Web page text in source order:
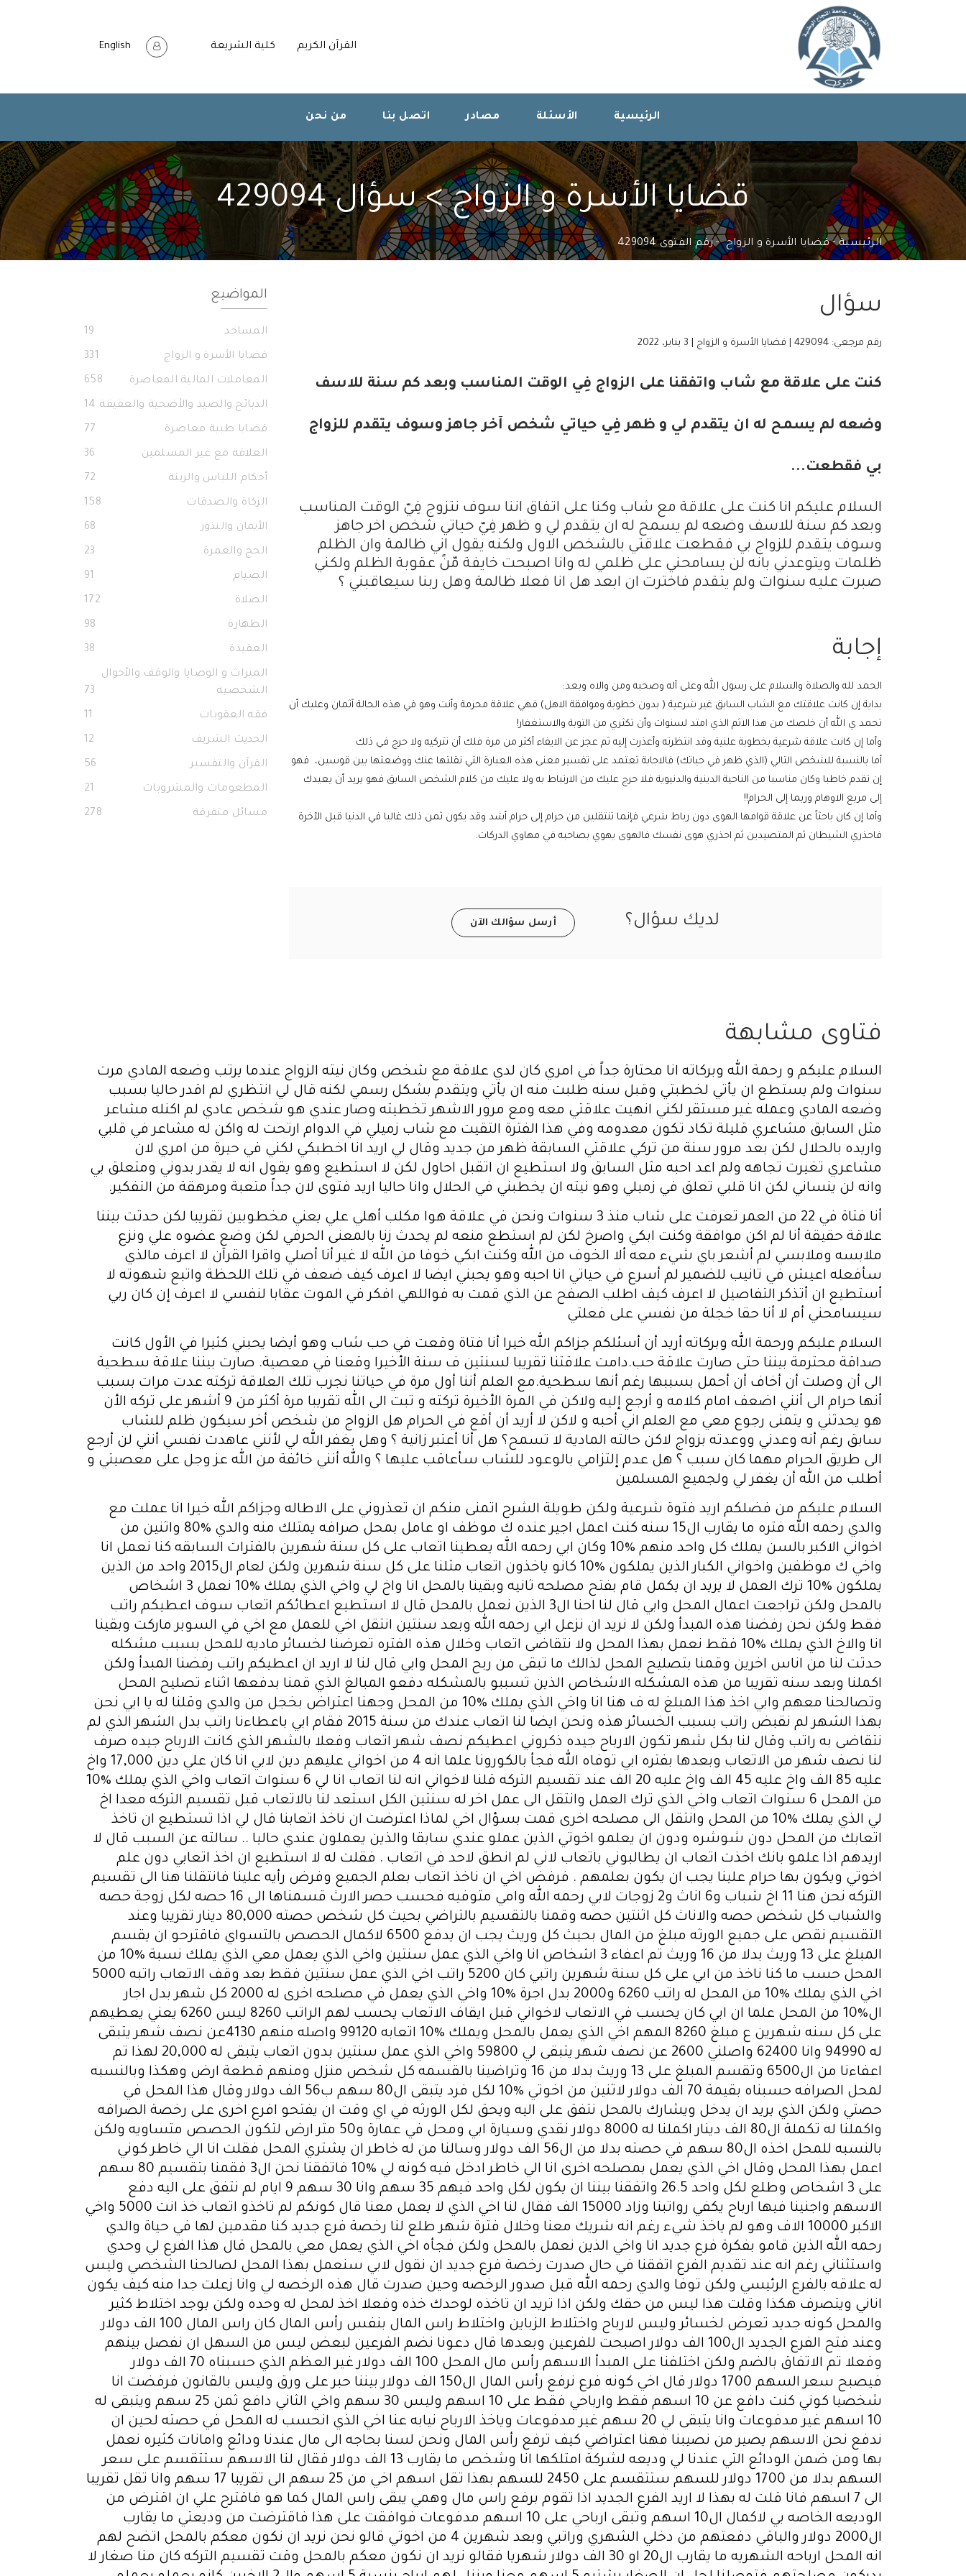
القرآن الكريم كلية الشريعة English
الرئيسية الأسئلة مصادر اتصل بنا من نحن
قضايا الأسرة و الزواج > سؤال 429094
الرئيسية قضايا الأسرة و الزواج رقم الفتوى 429094
سؤال
رقم مرجعي: 429094 | قضايا الأسرة و الزواج | 3 يناير، 2022
كنت على علاقة مع شاب واتفقنا على الزواج فِي الوقت المناسب وبعد كم سنة للاسف
وضعه لم يسمح له ان يتقدم لي و ظهر فِي حياتي شخص آخر جاهز وسوف يتقدم للزواج
بي فقطعت...
السلام عليكم انا كنت على علاقة مع شاب وكنا على اتفاق اننا سوف نتزوج فِيّ الوقت المناسب
وبعد كم سنة للاسف وضعه لم يسمح له ان يتقدم لي و ظهر فِيّ حياتي شخص اخر جاهز
وسوف يتقدم للزواج بي فقطعت علاقتي بالشخص الاول ولكنه يقول اني ظالمة وان الظلم
ظلمات ويتوعدني بانه لن يسامحني على ظلمي له وانا اصبحت خايفة مّنً عقوبة الظلم ولكني
صبرت عليه سنوات ولم يتقدم فاخترت ان ابعد هل انا فعلا ظالمة وهل ربنا سيعاقبني ؟
إجابة
الحمد لله والصلاة والسلام على رسول الله وعلى آله وصحبه ومن والاه وبعد:
بداية إن كانت علاقتك مع الشاب السابق غير شرعية ( بدون خطوبة وموافقة الاهل) فهي علاقة محرمة وأنت وهو في هذه الحالة آثمان وعليك أن
تحمد ي الله أن خلصك من هذا الاثم الذي امتد لسنوات وأن تكثري من التوبة والاستغفار!
وأما إن كانت علاقة شرعية بخطوبة علنية وقد انتظرته وأعذرت إليه ثم عجز عن الايفاء أكثر من مرة فلك أن تتركيه ولا حرج في ذلك
أما بالنسبة للشخص التالي (الذي ظهر في حياتك) فالاجابة تعتمد على تفسير معنى هذه العبارة التي نقلتها عنك ووضعتها بين قوسين، فهو
إن تقدم خاطبا وكان مناسبا من الناحية الدينية والدنيوية فلا حرج عليك من الارتباط به ولا عليك من كلام الشخص السابق فهو يريد أن يعيدك
إلى مربع الاوهام وربما إلى الحرام!!
وأما إن كان باحثاً عن علاقة قوامها الهوى دون رباط شرعي فإنما تنتقلين من حرام إلى حرام أشد وقد يكون ثمن ذلك غاليا في الدنيا قبل الآخرة
فاحذري الشيطان ثم المتصيدين ثم احذري هوى نفسك فالهوى يهوي بصاحبه في مهاوي الدركات.
لديك سؤال؟ أرسل سؤالك الآن
المواضيع
المساجد 19
قضايا الأسرة و الزواج 331
المعاملات المالية المعاصرة 658
الذبائح والصيد والأضحية والعقيقة 14
قضايا طبية معاصرة 77
العلاقة مع غير المسلمين 36
أحكام اللباس والزينة 72
الزكاة والصدقات 158
الأيمان والنذور 68
الحج والعمرة 23
الصيام 91
الصلاة 172
الطهارة 98
العقيدة 38
الميراث و الوصايا والوقف والأحوال
الشخصية
73
فقه العقوبات 11
الحديث الشريف 12
القرآن والتفسير 56
المطعومات والمشروبات 21
مسائل متفرقة 278
فتاوى مشابهة
السلام عليكم و رحمة الله وبركاته انا محتارة جداً في امري كان لدي علاقة مع شخص وكان نيته الزواج عندما يرتب وضعه المادي مرت
سنوات ولم يستطع ان يأتي لخطبتي وقبل سنه طلبت منه ان يأتي ويتقدم بشكل رسمي لكنه قال لي انتظري لم اقدر حاليا بسبب
وضعه المادي وعمله غير مستقر لكني انهيت علاقتي معه ومع مرور الاشهر تخطيته وصار عندي هو شخص عادي لم اكنله مشاعر
مثل السابق مشاعري قليلة تكاد تكون معدومه وفي هذا الفترة التقيت مع شاب زميلي في الدوام ارتحت له واكن له مشاعر في قلبي
واريده بالحلال لكن بعد مرور سنة من تركي علاقتي السابقة ظهر من جديد وقال لي اريد انا اخطبكي لكني في حيرة من امري لان
مشاعري تغيرت تجاهه ولم اعد احبه مثل السابق ولا استطيع ان اتقبل احاول لكن لا استطيع وهو يقول انه لا يقدر بدوني ومتعلق بي
وانه لن ينساني لكن انا قلبي تعلق في زميلي وهو نيته ان يخطبني في الحلال وانا حاليا اريد فتوى لان جداً متعبة ومرهقة من التفكير.
أنا فتاة في 22 من العمر تعرفت على شاب منذ 3 سنوات ونحن في علاقة هوا مكلب أهلي علي يعني مخطوبين تقريبا لكن حدثت بيننا
علاقة حقيقة أنا لم اكن موافقة وكنت ابكي واصرخ لكن لم استطع منعه لم يحدث زنا بالمعنى الحرفي لكن وضع عضوه علي ونزع
ملابسه وملابسي لم أشعر باي شيء معه ألا الخوف من الله وكنت ابكي خوفا من الله لا غير أنا أصلي واقرا القرآن لا اعرف مالذي
سأفعله اعيش في تانيب للضمير لم أسرع في حياتي انا احبه وهو يحبني ايضا لا اعرف كيف ضعف في تلك اللحظة واتبع شهوته لا
أستطيع ان أتذكر التفاصيل لا اعرف كيف اطلب الصفح عن الذي قمت به فواللهي افكر في الموت عقابا لنفسي لا اعرف إن كان ربي
سيسامحني أم لا أنا حقا خجلة من نفسي على فعلتي
السلام عليكم ورحمة الله وبركاته أريد أن أسئلكم جزاكم الله خيرا أنا فتاة وقعت في حب شاب وهو أيضا يحبني كثيرا في الأول كانت
صداقة محترمة بيننا حتى صارت علاقة حب.دامت علاقتنا تقريبا لسنتين ف سنة الأخيرا وقعنا في معصية. صارت بيننا علاقة سطحية
الى أن وصلت أن أخاف أن أحمل بسببها رغم أنها سطحية.مع العلم أننا أول مرة في حياتنا نجرب تلك العلاقة تركته عدت مرات بسبب
أنها حرام الى أنني اضعف امام كلامه و أرجع إليه ولاكن في المرة الأخيرة تركته و تبت الى الله تقريبا مرة أكثر من 9 أشهر على تركه الأن
هو يحدثني و يتمنى رجوع معي مع العلم اني أحبه و لاكن لا أريد أن أقع في الحرام هل الزواج من شخص أخر سيكون ظلم للشاب
سابق رغم أنه وعدني ووعدته بزواج لاكن حالته المادية لا تسمح؟ هل أنا أعتبر زانية ؟ وهل يغفر الله لي لأنني عاهدت نفسي أنني لن أرجع
الى طريق الحرام مهما كان سبب ؟ هل عدم إلتزامي بالوعود للشاب سأعاقب عليها ؟ والله أنني خائفة من الله عز وجل على معصيتي و
أطلب من الله أن يغفر لي ولجميع المسلمين
السلام عليكم من فضلكم اريد فتوة شرعية ولكن طويلة الشرح اتمنى منكم ان تعذروني على الاطاله وجزاكم الله خيرا انا عملت مع والدي رحمه الله فتره ما يقارب ال15 سنه كنت اعمل اجير عنده ك موظف او عامل بمحل صرافه يمتلك منه والدي 80‎%‎ واثنين من اخواني الاكبر بالسن يملك كل واحد منهم 10‎%‎ وكان ابي رحمه الله يعطينا اتعاب على كل سنة شهرين بالفترات السابقه كنا نعمل انا واخي ك موظفين واخواني الكبار الذين يملكون 10‎%‎ كانو ياخذون اتعاب مثلنا على كل سنة شهرين ولكن لعام ال2015 واحد من الذين يملكون 10‎%‎ ترك العمل لا يريد ان يكمل قام بفتح مصلحه ثانيه وبقينا بالمحل انا واخ لي واخي الذي يملك 10‎%‎ نعمل 3 اشخاص بالمحل ولكن تراجعت اعمال المحل وابي قال لنا احنا ال3 الذين نعمل بالمحل قال لا استطيع اعطائكم اتعاب سوف اعطيكم راتب فقط ولكن نحن رفضنا هذه المبدأ ولكن لا نريد ان نزعل ابي رحمه الله وبعد سنتين انتقل اخي للعمل مع اخي في السوبر ماركت وبقينا انا والاخ الذي يملك 10‎%‎ فقط نعمل بهذا المحل ولا نتقاضى اتعاب وخلال هذه الفتره تعرضنا لخسائر ماديه للمحل بسبب مشكله حدثت لنا من اناس اخرين وقمنا بتصليح المحل لذالك ما تبقى من ربح المحل وابي قال لنا لا اريد ان اعطيكم راتب رفضنا المبدأ ولكن اكملنا وبعد سنه تقريبا من هذه المشكله الاشخاص الذين تسببو بالمشكله دفعو المبالغ الذي قمنا بدفعها اثناء تصليح المحل وتصالحنا معهم وابي اخذ هذا المبلغ له ف هنا انا واخي الذي يملك 10‎%‎ من المحل وجهنا اعتراض بخجل من والدي وقلنا له يا ابي نحن بهذا الشهر لم نقبض راتب بسبب الخسائر هذه ونحن ايضا لنا اتعاب عندك من سنة 2015 فقام ابي باعطاءنا راتب بدل الشهر الذي لم نتقاضى به راتب وقال لنا بكل شهر تكون الارباح جيده ذكروني اعطيكم نصف شهر اتعاب وفعلا بالشهر الذي كانت الارباح جيده صرف لنا نصف شهر من الاتعاب وبعدها بفتره ابي توفاه الله فجأ بالكورونا علما انه 4 من اخواني عليهم دين لابي انا كان علي دين 17,000 واخ عليه 85 الف واخ عليه 45 الف واخ عليه 20 الف عند تقسيم التركه قلنا لاخواني انه لنا اتعاب انا لي 6 سنوات اتعاب واخي الذي يملك 10‎%‎ من المحل 6 سنوات اتعاب واخي الذي ترك العمل وانتقل الى عمل اخر له سنتين الكل استعد لنا بالاتعاب قبل تقسيم التركه معدا اخ لي الذي يملك 10‎%‎ من المحل وانتقل الى مصلحه اخرى قمت بسؤال اخي لماذا اعترضت ان ناخذ اتعابنا قال لي اذا تستطيع ان تاخذ اتعابك من المحل دون شوشره ودون ان يعلمو اخوتي الذين عملو عندي سابقا والذين يعملون عندي حاليا .. سالته عن السبب قال لا اريدهم اذا علمو بانك اخذت اتعاب ان يطالبوني باتعاب لاني لم انطق لاحد في اتعاب . فقلت له لا استطيع ان اخذ اتعابي دون علم اخوتي ويكون بها حرام علينا يجب ان يكون بعلمهم . فرفض اخي ان ناخذ اتعاب بعلم الجميع وفرض رأيه علينا فانتقلنا هنا الى تقسيم التركه نحن هنا 11 اخ شباب و6 اناث و2 زوجات لابي رحمه الله وامي متوفيه فحسب حصر الارث قسمناها الى 16 حصه لكل زوجة حصه والشباب كل شخص حصه والاناث كل اثنتين حصه وقمنا بالتقسيم بالتراضي بحيث كل شخص حصته 80,000 دينار تقريبا وعند التقسيم نقص على جميع الورثه مبلغ من المال بحيث كل وريث يجب ان يدفع 6500 لاكمال الحصص بالتسواي فاقترحو ان يقسم المبلغ على 13 وريث بدلا من 16 وريث تم اعفاء 3 اشخاص انا واخي الذي عمل سنتين واخي الذي يعمل معي الذي يملك نسبة 10‎%‎ من المحل حسب ما كنا ناخذ من ابي على كل سنة شهرين راتبي كان 5200 راتب اخي الذي عمل سنتين فقط بعد وقف الاتعاب راتبه 5000 اخي الذي يملك 10‎%‎ من المحل له راتب 6260 و2000 بدل اجرة 10‎%‎ واخي الذي يعمل في مصلحه اخرى له 2000 كل شهر بدل اجار ال10‎%‎ من المحل علما ان ابي كان يحسب في الاتعاب لاخواني قبل ايقاف الاتعاب يحسب لهم الراتب 8260 ليس 6260 يعني يعطيهم على كل سنه شهرين ع مبلغ 8260 المهم اخي الذي يعمل بالمحل ويملك 10‎%‎ اتعابه 99120 واصله منهم 4130عن نصف شهر يتبقى له 94990 وانا 62400 واصلني 2600 عن نصف شهر يتبقى لي 59800 واخي الذي عمل سنتين بدون اتعاب يتبقى له 20,000 لهذا تم اعفاءنا من ال6500 وتقسم المبلغ على 13 وريث بدلا من 16 وتراضينا بالقسمه كل شخص منزل ومنهم قطعة ارض وهكذا وبالنسبه لمحل الصرافه حسبناه بقيمة 70 الف دولار لاثنين من اخوتي 10‎%‎ لكل فرد يتبقى ال80 سهم ب56 الف دولار وقال هذا المحل في حصتي ولكن الذي يريد ان يدخل ويشارك بالمحل نتفق على اليه ويحق لكل الورثه في اي وقت ان يفتحو افرع اخرى على رخصة الصرافه واكملنا له تكملة ال80 الف دينار اكملنا له 8000 دولار نقدي وسيارة ابي ومحل في عمارة و50 متر ارض لتكون الحصص متساويه ولكن بالنسبه للمحل اخذه ال80 سهم في حصته بدلا من ال56 الف دولار وسالنا من له خاطر ان يشتري المحل فقلت انا الي خاطر كوني اعمل بهذا المحل وقال اخي الذي يعمل بمصلحه اخرى انا الي خاطر ادخل فيه كونه لي 10‎%‎ فاتفقنا نحن ال3 فقمنا بتقسيم 80 سهم على 3 اشخاص وطلع لكل واحد 26.5 واتفقنا بيننا ان يكون لكل واحد فيهم 35 سهم وانا 30 سهم 9 ايام لم نتفق على اليه دفع الاسهم واجنينا فيها ارباح يكفي رواتبنا وزاد 15000 الف فقال لنا اخي الذي لا يعمل معنا قال كونكم لم تاخذو اتعاب خذ انت 5000 واخي الاكبر 10000 الاف وهو لم ياخذ شيء رغم انه شريك معنا وخلال فترة شهر طلع لنا رخصة فرع جديد كنا مقدمين لها في حياة والدي رحمه الله الذين قامو بفكرة فرع جديد انا واخي الذين نعمل بالمحل ولكن فجأه اخي الذي يعمل معي بالمحل قال هذا الفرع لي وحدي واستثناني رغم انه عند تقديم الفرع اتفقنا في حال صدرت رخصة فرع جديد ان نقول لابي سنعمل بهذا المحل لصالحنا الشخصي وليس له علاقه بالفرع الرئيسي ولكن توفا والدي رحمه الله قبل صدور الرخصه وحين صدرت قال هذه الرخصه لي وانا زعلت جدا منه كيف يكون اناني ويتصرف هكذا وقلت هذا ليس من حقك ولكن اذا تريد ان تاخذه لوحدك خذه وفعلا اخذ لمحل له وحده ولكن يوجد اختلاط كثير والمحل كونه جديد تعرض لخسائر وليس لارباح واختلاط الزباين واختلاط راس المال بنفس رأس المال كان راس المال 100 الف دولار وعند فتح الفرع الجديد ال100 الف دولار اصبحت للفرعين وبعدها قال دعونا نضم الفرعين لبعض ليس من السهل ان نفصل بينهم وفعلا تم الاتفاق بالضم ولكن اختلفنا على المبدأ الاسهم رأس مال المحل 100 الف دولار غير العظم الذي حسبناه 70 الف دولار فيصبح سعر السهم 1700 دولار قال اخي كونه فرع نرفع رأس المال ال150 الف دولار بيننا حبر على ورق وليس بالقانون فرفضت انا شخصيا كوني كنت دافع عن 10 اسهم فقط وارباحي فقط على 10 اسهم وليس 30 سهم واخي الثاني دافع ثمن 25 سهم ويتبقى له 10 اسهم غير مدفوعات وانا يتبقى لي 20 سهم غير مدفوعات وياخذ الارباح نيابه عنا اخي الذي انحسب له المحل في حصته لحين ان ندفع نحن الاسهم يصير من نصيبنا فهنا اعتراضي كيف ترفع رأس المال ونحن لسنا بحاجه الى مال عندنا ودائع وامانات كثيره نعمل بها ومن ضمن الودائع التي عندنا لي وديعه لشركة امتلكها انا وشخص ما يقارب 13 الف دولار فقال لنا الاسهم ستتقسم على سعر السهم بدلا من 1700 دولار للسهم ستتقسم على 2450 للسهم بهذا تقل اسهم اخي من 25 سهم الى تقريبا 17 سهم وانا تقل تقريبا الى 7 اسهم فانا قلت له بهذا لا اريد الفرع الجديد اذا تقوم برفع راس مال وهمي يبقى راس المال كما هو فاقترح علي ان اقترض من الوديعه الخاصه بي لاكمال ال10 اسهم وتبقى ارباحي على 10 اسهم مدفوعات فوافقت على هذا فاقترضت من وديعتي ما يقارب ال2000 دولار والباقي دفعتهم من دخلي الشهري وراتبي وبعد شهرين 4 من اخوتي قالو نحن نريد ان نكون معكم بالمحل اتضح لهم انه المحل ارباحه الشهريه ما يقارب ال20 او 30 الف دولار شهريا فقالو نريد ان نكون معكم بالمحل وقت تقسيم التركه كان منا صغار لا يدركون مصلحتهم فتوصلنا لحل ان الصغار يشترو 5 اسهم معنا وينزل لهم ارباح بنسبة 5 اسهم وال2 الاخرين كانو يعملو يعملو بالسوبر ماركت الذي هو لاخوتي الذين يملكون حصص 10‎%‎ من محل الصرافه فاقترحو عليهم ان يبيعوهم السوبر ماركت مقابل ان لا يشترو بمحل الصرافه ووافق الجميع وفعلا تم بيع السوبر ماركت فهنا جاء اخي قال انا كان لي 35 سهم قبل بيع السوبر ماركت يجب ان يكون لي 40 سهم وقال اخي المماثل له بالاسهم والسوبر ماركت قال انا اتنازل ب10 اسهم واصبح له 25 سهم والثاني 40 سهم واخواني الصغار 5 اسهم 5 اسهم وانا 25 سهم ومشينا على هذا الحال لمدة 10 شهور تقريبا ولكن اخي الذي يملك 40 سهم قال لي في حال طالب في اكثر من 25 سهم اخي انت تقوم باعطاءه 5 اسهم منك انا لن اقبل باقل من 40 سهم فقلت له ليس عندي اي مشكله اذا طلب ساتنازل له ب5 اسهم وبعد ال10 شهور اخي الذي يملك 40 سهم سأل اخي الذي يملك 25 سهم كم الك سهم انت قله 25 سهم وهنا جاء الي قال لماذا انا فقط 45 سهم لازم انا 50 سهم مش 45 قلتله انت 40 سهم الك مش 45 قال لا انا الي 45 وبدي كمان 5 اسهم قلت له احنا اتفقنا امام الجميع الك 40 سهم فاصر ان له 45 سهم واخذ ال5 اسهم هو بدلا من الثاني اذا طالب ان اتنازل له فصار التقسيم 45 سهم له و25 للثاني و5 لاثنين صغار وانا 20 سهم فقال اخي الذي يملك 45 سهم كيف انا 45 لازم 50 سهم الي سالناه عن السبب فقال في حال اختلفنا بالمستقبل يكون لي محل وحدي وانتم في محل فرفضنا ان نتنازل له فقال اذن اعطي الصغار 4 اسهم لكل واحد واصير انا 47 وانا لست راضي ولكن لا بأس في 47 سهم فانا قلت هنا لا تاخذ منهم سهم لكل واحد ابقيهم على 5 اسهم وانا اتنازل عن 5 اسهم وانا ابقى على 15 سهم فصار التقسيم على النحو التالي 50 سهم لاخي و25 سهم للثاني 15 الي و5 اسهم للاثنين الصغار الصغار دافعين ال5 اسهم وينزلهم ارباح كل شهر عن ال5 اسهم والي اله 25 سهم دافع حق 15 وانا دافع حق 10 وباقي الارباح تروح للي اله 50 سهم بعد فترة قمت ببيع سيارتي لشراء نوع اخر بعتها بمبلغ 9800 دولار وانا قلت لو اشتري لزوجتي ذهب بدل مصاري ذهبها الي اخذتهن منها وقت شراء ال10 اسهم وادخل جمعيه وعندما تطلع لي الجمعيه اشتري سياره فهنا اعترضو اخوتي الذي يملك 50 سهم والذي يملك 25 سهم قالو لا يحق لك ان تشتري ذهب وتشتري سياره هكذا يتراكم ديون عليك وكبر الخلاف بيننا وجاءو بزوجتي قالو لها زوجك يريد شراء سياره ويريد شراء ذهب اختاري وحده منهن قالت ليش اختار وحده وهو بده يدخل جمعيه قالولها زوجك مديون يقصدون الدين الذي اقترضته من وديعتي قالت لهم اذا زوجي مديون خذو الدين ما اريد سياره ولا ذهب واخذو ال9800 دولار فقامو بسداد وديعتي وقامو بسداد سحوباتي التي سحبتها من راتبي قبل نهاية الشهر وقامو بسداد 10,000 من ال17 الف الي علي دين بحياة والدي تعود قسمته لاشياء اخرى مثلي مثل ال3 الاخرون الي عليهن دين فهنا انا لم اشعر بالرضى كيف اخذو مني حق سيارتي بلا حق كيف لاقولها تدبيره قلت لهم بعد 3 شهور انا اشعر بالظلم كيف حدث هذا علما انا الارباح الشهريه كانت لا توزع كلها كان يقام منها مبلغ كل شهر للجميع على حسب الاسهم المدفوعه فشعرت بالظلم قلت لاخواني الذي يملك واحد منهم 50 سهم والثاني 25 سهم قلت لهم توزيعنا للاسهم غير عادل من البداية نحن لسنا بحاجة اموال المحل فيه ما يقارب 400 الف دولار امريكي ودائع لماذا اخي ياخذ ارباح بنسبة 67 سهم والمحل اصلا يعمل دون ماله يجب توزيع الاسهم بالعدل فاقترح اخي ان ياتي بامام المسجد ليحكم بيننا بشرع الله وشرحنا له القصه قال هاد الاشي بالتراضي بينكم ولا يحتاج الا فتوة شرعيه اترضون ان احكم بينكم قلناله احكم بيننا فحكم لي 20 سهم ولاخي الذي يملك 50 حكم له 45 والاخي الذي يملك 25 يبقى كما هو والاثنين الصغار 5 اسهم لكل واحد قلنا له جميعنا قبلنا بالحكم سالته كيف يتم توزيع الارباح قال على الاسهم المدفوعه قلت له انا اخذو مني حق سيارتي واتبخرو وضليت اوخد ع 10 اسهم مش على 15 سهم ولا 20 سهم فقال انا بمون على اخوك الي اله 45 سهم يعطيك ارباح على 11 سهم وسد حق السهم ع راحتك واخوي وافق